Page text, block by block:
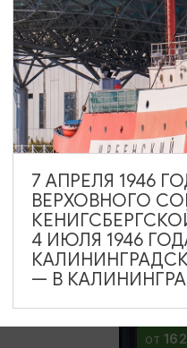
ОТ
ОТ
7 АПРЕЛЯ 1946
ВЕРХОВНОГО
4 ИЮЛЯ 1946
— В